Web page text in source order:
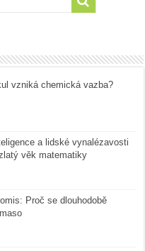
vzniká chemická vazba?
a lidské vynalézavosti
věk matematiky
Proč se dlouhodobě